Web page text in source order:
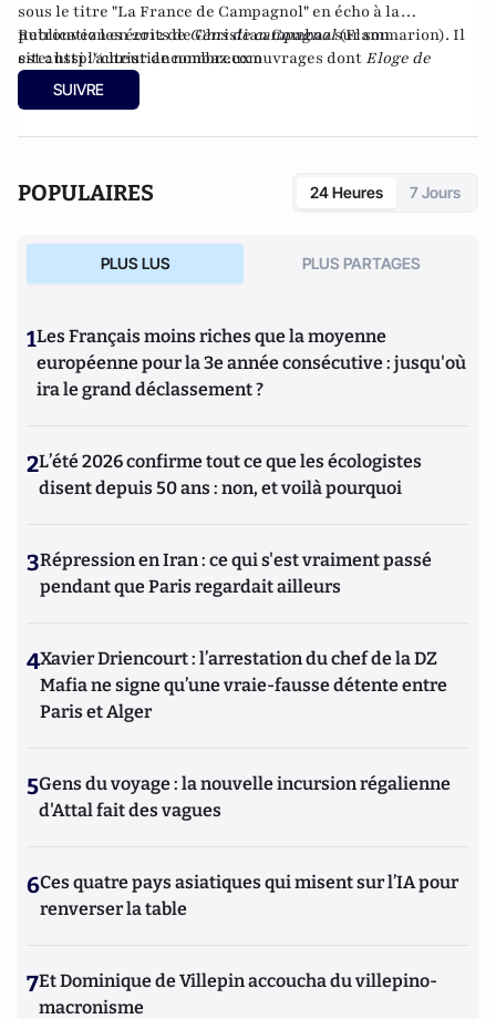
sous le titre "La France de Campagnol" en écho à la
publication en 2012 deGens de campagnol(Flammarion). Il
est aussi l'auteur denombreux ouvrages dont Eloge de
l'âge
(4 éditions). En avril 2017 au moment de signer le
service de presse de son dernier livre
Il reparaît en version papier, augmentée de plusieurs
Retrouvez les écrits de Christian Combaz sur son
site:http://christiancombaz.com
SUIVRE
POPULAIRES 24 Heures 7 Jours
PLUS LUS PLUS PARTAGES
1Les Français moins riches que la moyenne
européenne pour la 3e année consécutive : jusqu'où
ira le grand déclassement ?
2L’été 2026 confirme tout ce que les écologistes
disent depuis 50 ans : non, et voilà pourquoi
3Répression en Iran : ce qui s'est vraiment passé
pendant que Paris regardait ailleurs
4Xavier Driencourt : l’arrestation du chef de la DZ
Mafia ne signe qu’une vraie-fausse détente entre
Paris et Alger
5Gens du voyage : la nouvelle incursion régalienne
d'Attal fait des vagues
6Ces quatre pays asiatiques qui misent sur l’IA pour
renverser la table
7Et Dominique de Villepin accoucha du villepino-
macronisme